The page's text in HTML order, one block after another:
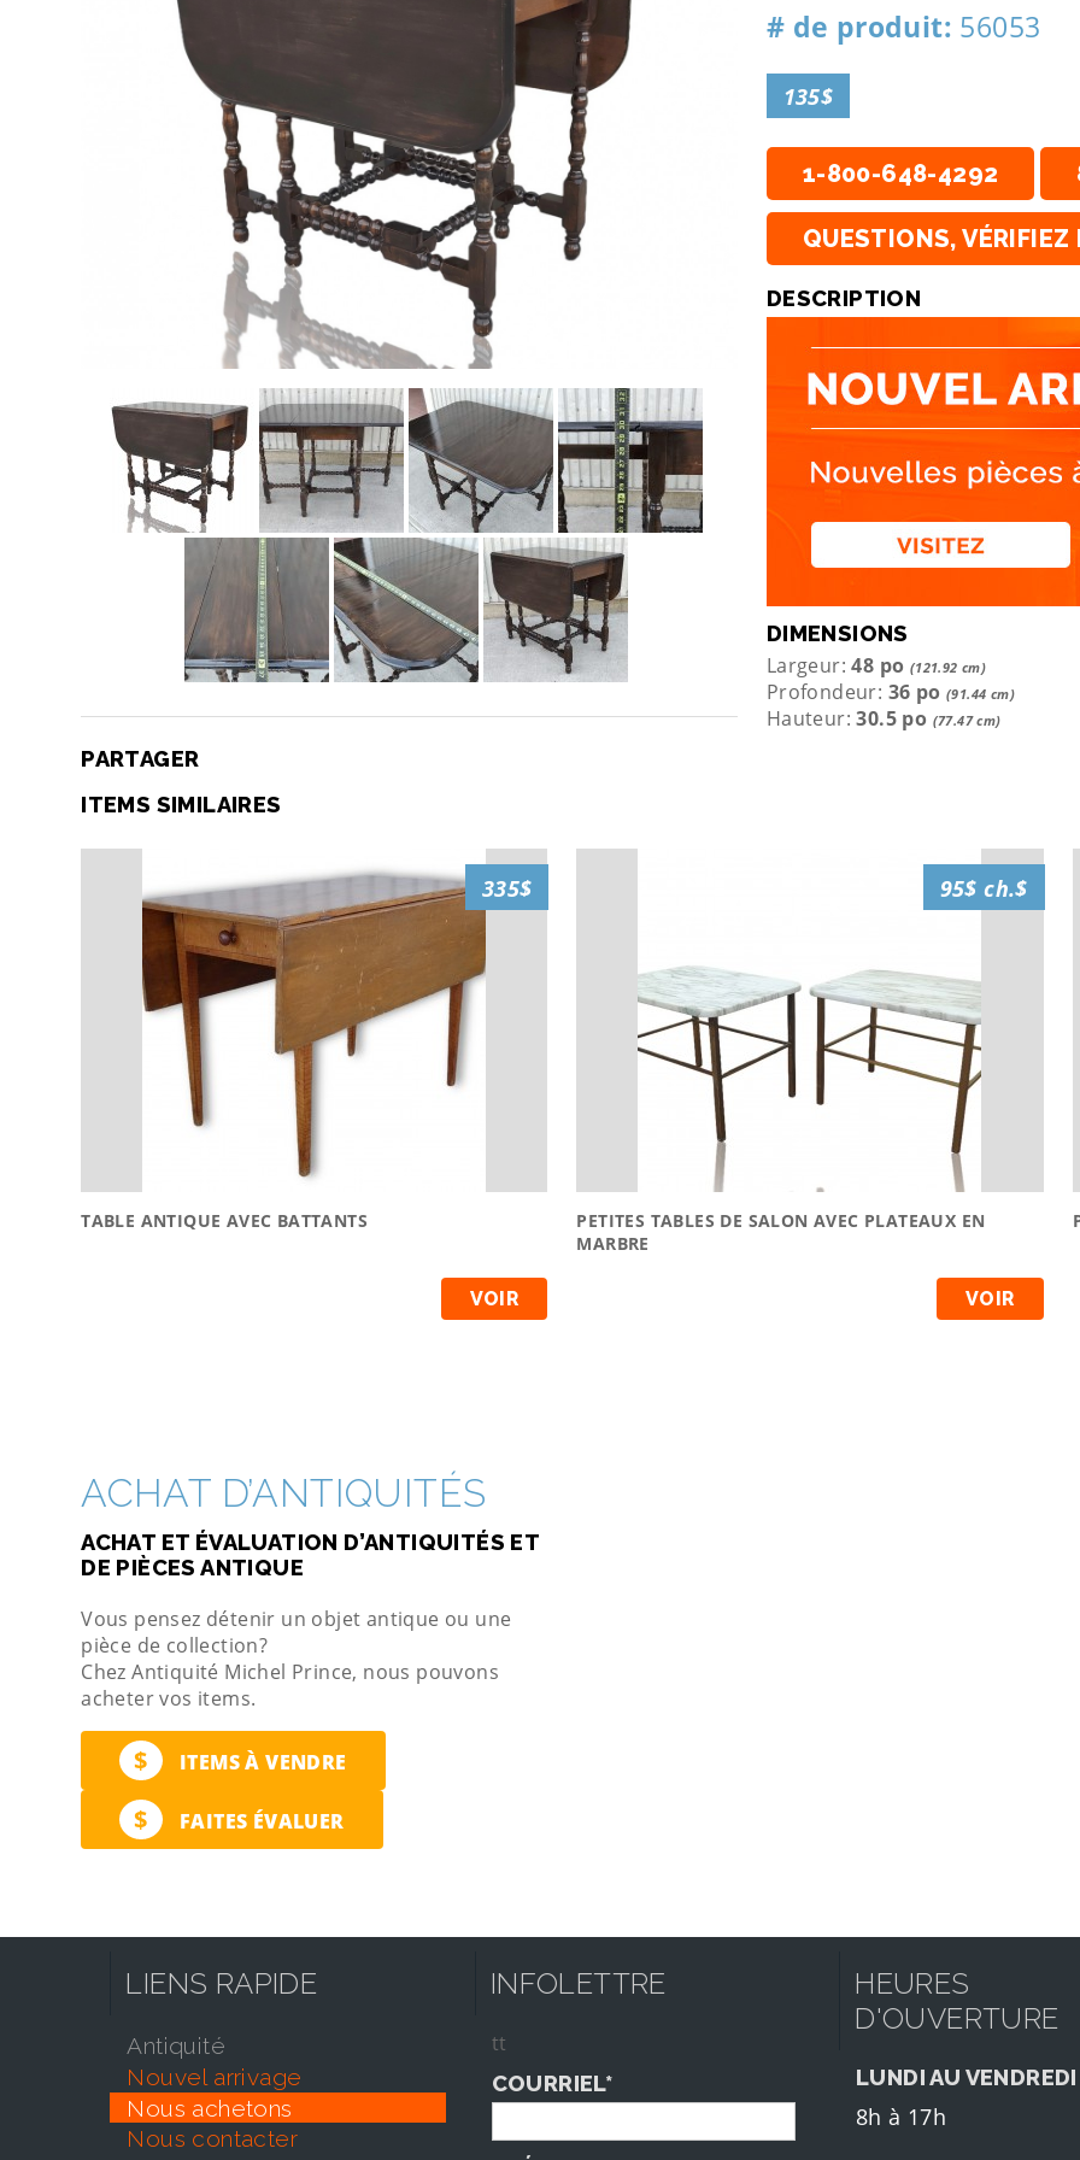
PARTAGER
# de produit: 56053
135$
1-800-648-4292
QUESTIONS,
DESCRIPTION
DIMENSIONS
Largeur: 48 po (121.92 cm)
Profondeur: 36 po (91.44 cm)
Hauteur: 30.5 po (77.47 cm)
ITEMS SIMILAIRES
TABLE ANTIQUE AVEC BATTANTS
VOIR
335$
PETITES TABLES DE SALON AVEC PLATEAUX EN
MARBRE
VOIR
95$ ch.$
ACHAT D’ANTIQUITÉS
ACHAT ET ÉVALUATION D’ANTIQUITÉS ET
DE PIÈCES ANTIQUE
Vous pensez détenir un objet antique ou une
pièce de collection?
Chez Antiquité Michel Prince, nous pouvons
acheter vos items.
$ ITEMS À VENDRE
$ FAITES ÉVALUER
LIENS RAPIDE
antiquité
nouvel arrivage
nous achetons
nous contacter
INFOLETTRE
tt
COURRIEL*
HEURES
D'OUVERTURE
LUNDI AU VENDREDI
8h à 17h